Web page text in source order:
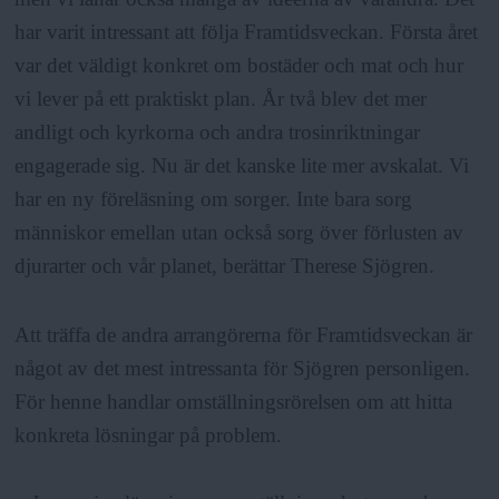
har varit intressant att följa Framtidsveckan. Första året
var det väldigt konkret om bostäder och mat och hur
vi lever på ett praktiskt plan. År två blev det mer
andligt och kyrkorna och andra trosinriktningar
engagerade sig. Nu är det kanske lite mer avskalat. Vi
har en ny föreläsning om sorger. Inte bara sorg
människor emellan utan också sorg över förlusten av
djurarter och vår planet, berättar Therese Sjögren.
Att träffa de andra arrangörerna för Framtidsveckan är
något av det mest intressanta för Sjögren personligen.
För henne handlar omställningsrörelsen om att hitta
konkreta lösningar på problem.